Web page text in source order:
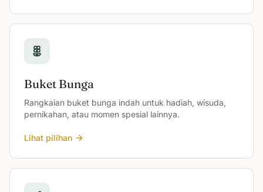
Buket Bunga
Rangkaian buket bunga indah untuk hadiah, wisuda,
pernikahan, atau momen spesial lainnya.
Lihat pilihan